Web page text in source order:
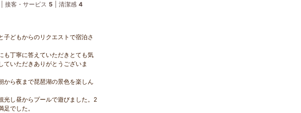
接客・サービス 5 清潔感 4
子どもからのリクエストで宿泊さ
も丁寧に答えていただきとても気
ていただきありがとうございま
から夜まで琵琶湖の景色を楽しん
光し昼からプールで遊びました。2
でした。